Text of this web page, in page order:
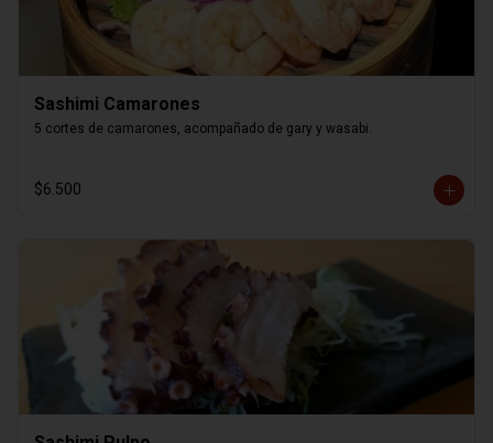
Sashimi Camarones
5 cortes de camarones, acompañado de gary y wasabi.
$6.500